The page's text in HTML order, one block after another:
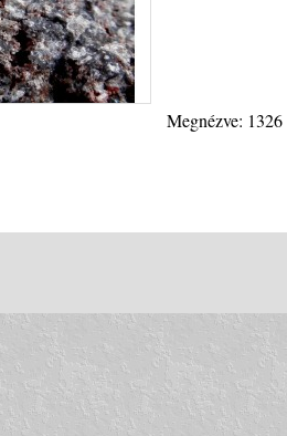
Megnézve: